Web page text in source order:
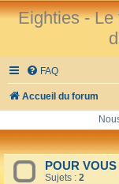
Eighties - Le
FAQ
Accueil du forum
POUR
Sujets : 2